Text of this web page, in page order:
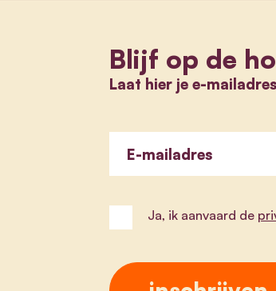
Blijf op de
Laat hier je e-
E-mailadres
Ja, ik aanvaard de